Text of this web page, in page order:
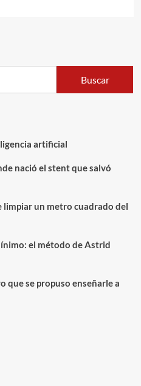
Buscar
artificial
nació el stent que salvó
limpiar un metro cuadrado del
el método de Astrid
que se propuso enseñarle a